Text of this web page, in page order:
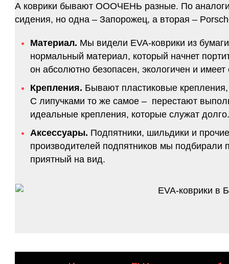
А коврики бывают ОООЧЕНЬ разные. По
сидения, но одна – Запорожец, а вторая –
Материал. Мы видели EVA-коврики из
нормальный материал, который начнет
он абсолютно безопасен, экологичен и
Крепления. Бывают пластиковые
С липучками то же самое – перестают
идеальные крепления, которые служат
Аксессуары. Подпятники, шильдики и
производителей подпятников мы подбирали
приятный на вид.